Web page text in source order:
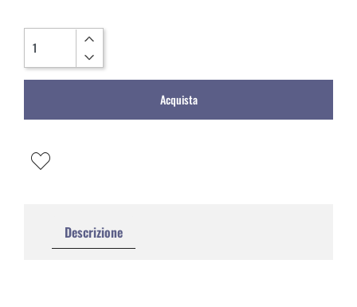
Acquista
Descrizione